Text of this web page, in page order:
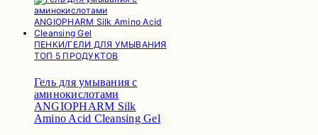
ПЕНКИ/ГЕЛИ ДЛЯ УМЫВАНИЯ
ТОП 5 ПРОДУКТОВ
Гель для умывания с
аминокислотами
ANGIOPHARM Silk
Amino Acid Cleansing Gel